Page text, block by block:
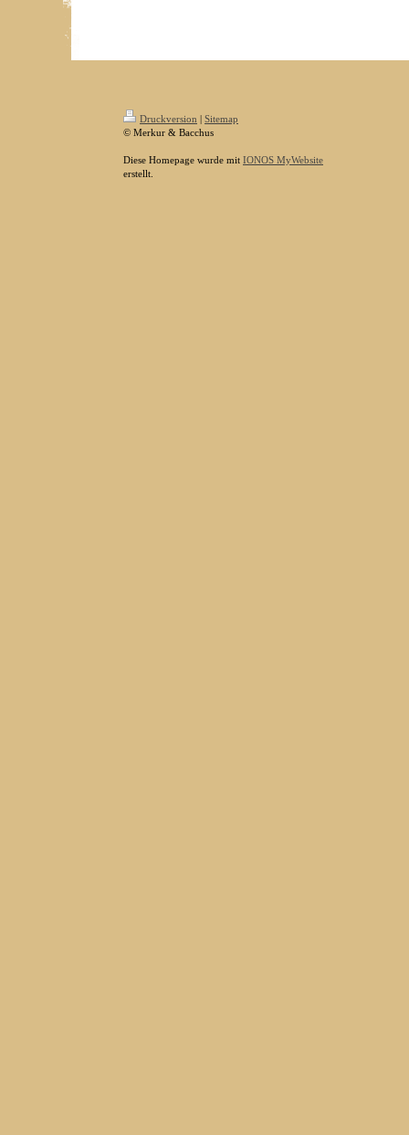
Druckversion | Sitemap
© Merkur & Bacchus
Diese Homepage wurde mit IONOS MyWebsite
erstellt.